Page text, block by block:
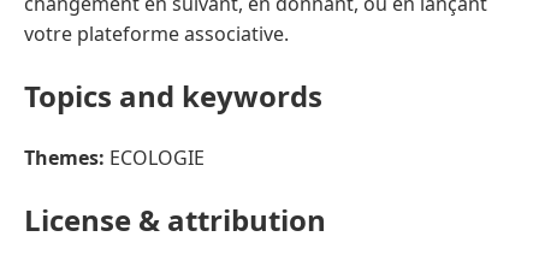
votre plateforme associative.
Topics and keywords
Themes: ECOLOGIE
License & attribution